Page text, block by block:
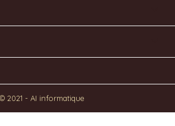
© 2021 - AI informatique